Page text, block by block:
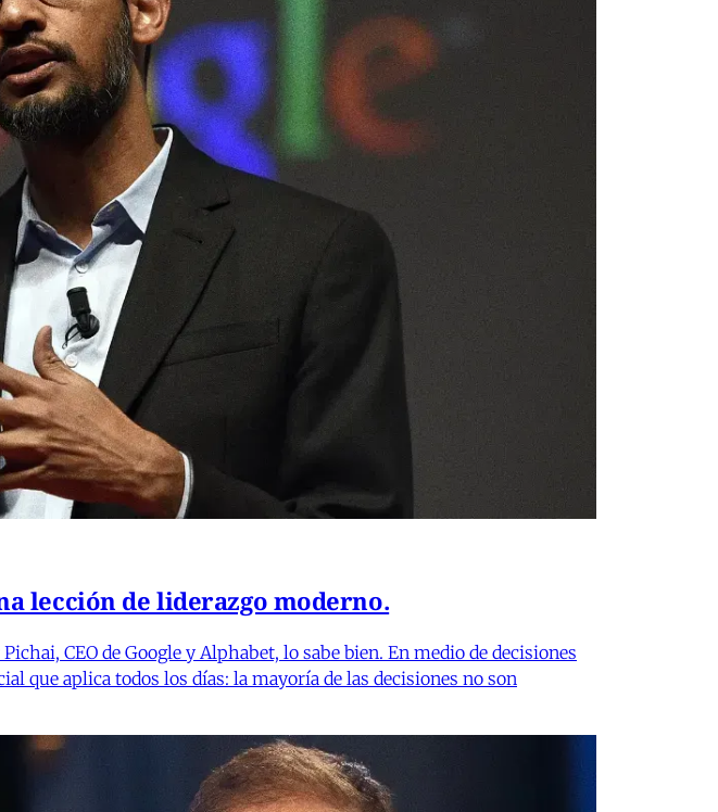
lección de liderazgo moderno.
CEO de Google y Alphabet, lo sabe bien. En medio de decisiones
que aplica todos los días: la mayoría de las decisiones no son